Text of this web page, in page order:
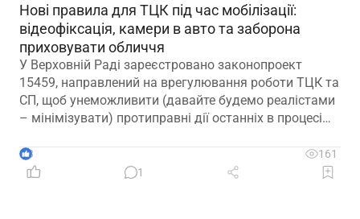
Нові правила для ТЦК під час мобілізації:
відеофіксація, камери в авто та заборона
приховувати обличчя
У Верховній Раді зареєстровано законопроект
15459, направлений на врегулювання роботи ТЦК та
СП, щоб унеможливити (давайте будемо реалістами
– мінімізувати) протиправні дії останніх в процесі
3
161
1